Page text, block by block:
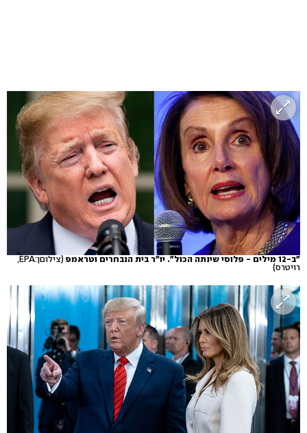
"ב-12 מילים - פלוסי שינתה הכול". יו"ר בית הנבחרים וטראמפ
(צילוםן:EPA,
רויטרס)